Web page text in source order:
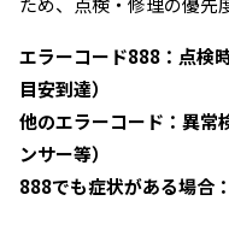
エラーコード888：点検
目安到達）
他のエラーコード：異常
ンサー等）
888でも症状がある場合